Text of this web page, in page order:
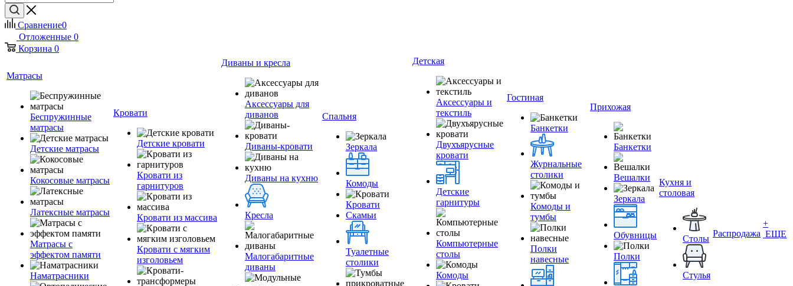
Сравнение0
Отложенные 0
Корзина 0
Матрасы
Беспружинные
матрасы
Детские матрасы
Кокосовые матрасы
Латексные матрасы
Матрасы с
эффектом памяти
Наматрасники
Кровати
Детские кровати
Кровати из
гарнитуров
Кровати из массива
Кровати с мягким
изголовьем
Диваны и кресла
Аксессуары для
диванов
Диваны-кровати
Диваны на кухню
Кресла
Малогабаритные
диваны
Спальня
Зеркала
Комоды
Кровати
Скамьи
Туалетные
столики
Детская
Аксессуары и
текстиль
Двухъярусные
кровати
Детские
гарнитуры
Компьютерные
столы
Комоды
Гостиная
Банкетки
Журнальные
столики
Комоды и
тумбы
Полки
навесные
Прихожая
Банкетки
Вешалки
Зеркала
Обувницы
Полки
Кухня и
столовая
Столы
Стулья
Распродажа
+
ЕЩЕ